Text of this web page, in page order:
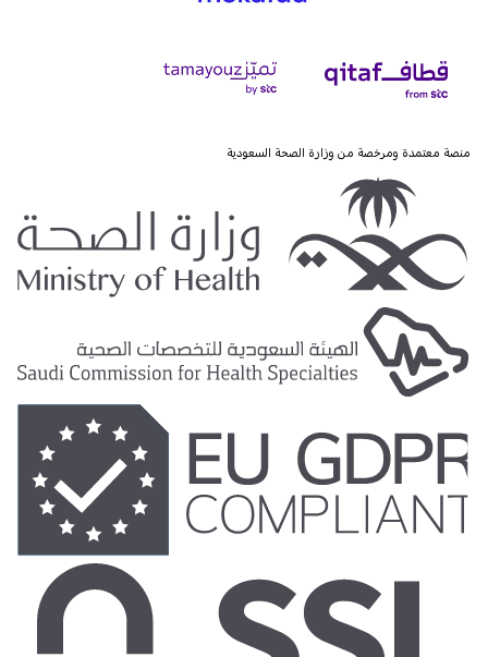
منصة معتمدة ومرخصة من وزارة الصحة السعودية